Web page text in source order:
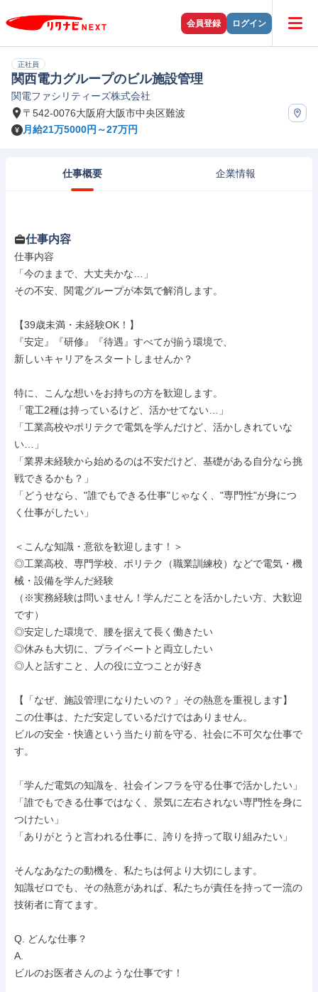
会員登録 ログイン
正社員
関西電力グループのビル施設管理
関電ファシリティーズ株式会社
〒542-0076大阪府大阪市中央区難波
月給21万5000円～27万円
仕事概要 企業情報
仕事内容
仕事内容
「今のままで、大丈夫かな…」
その不安、関電グループが本気で解消します。
【39歳未満・未経験OK！】
『安定』『研修』『待遇』すべてが揃う環境で、
新しいキャリアをスタートしませんか？
特に、こんな想いをお持ちの方を歓迎します。
「電工2種は持っているけど、活かせてない…」
「工業高校やポリテクで電気を学んだけど、活かしきれていな
い…」
「業界未経験から始めるのは不安だけど、基礎がある自分なら挑
戦できるかも？」
「どうせなら、"誰でもできる仕事"じゃなく、"専門性"が身につ
く仕事がしたい」
＜こんな知識・意欲を歓迎します！＞
◎工業高校、専門学校、ポリテク（職業訓練校）などで電気・機
械・設備を学んだ経験
（※実務経験は問いません！学んだことを活かしたい方、大歓迎
です）
◎安定した環境で、腰を据えて長く働きたい
◎休みも大切に、プライベートと両立したい
◎人と話すこと、人の役に立つことが好き
【「なぜ、施設管理になりたいの？」その熱意を重視します】
この仕事は、ただ安定しているだけではありません。
ビルの安全・快適という当たり前を守る、社会に不可欠な仕事で
す。
「学んだ電気の知識を、社会インフラを守る仕事で活かしたい」
「誰でもできる仕事ではなく、景気に左右されない専門性を身に
つけたい」
「ありがとうと言われる仕事に、誇りを持って取り組みたい」
そんなあなたの動機を、私たちは何より大切にします。
知識ゼロでも、その熱意があれば、私たちが責任を持って一流の
技術者に育てます。
Q. どんな仕事？
A.
ビルのお医者さんのような仕事です！